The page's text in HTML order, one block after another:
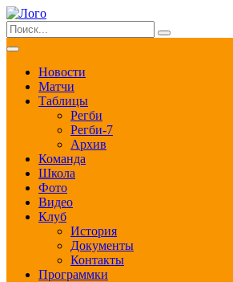
Новости
Матчи
Таблицы
Регби
Регби-7
Архив
Команда
Школа
Фото
Видео
Клуб
История
Документы
Контакты
Программки